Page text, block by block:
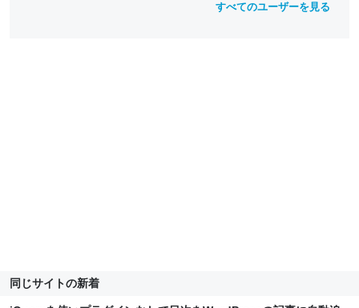
すべてのユーザーを見る
同じサイトの新着